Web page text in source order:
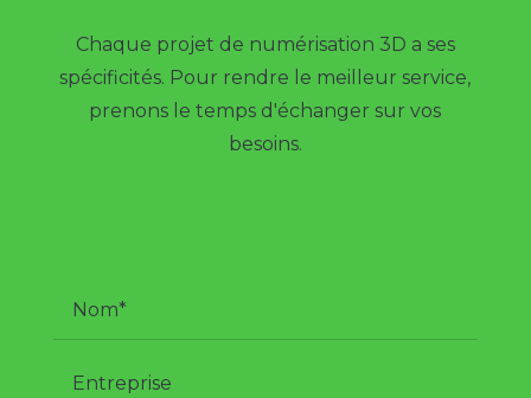
Chaque projet de numérisation 3D a ses
spécificités. Pour rendre le meilleur service,
prenons le temps d'échanger sur vos
besoins.